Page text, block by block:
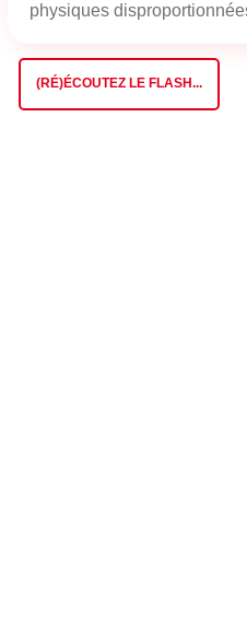
physiques
(RÉ)ÉCOUTEZ LE FLASH...